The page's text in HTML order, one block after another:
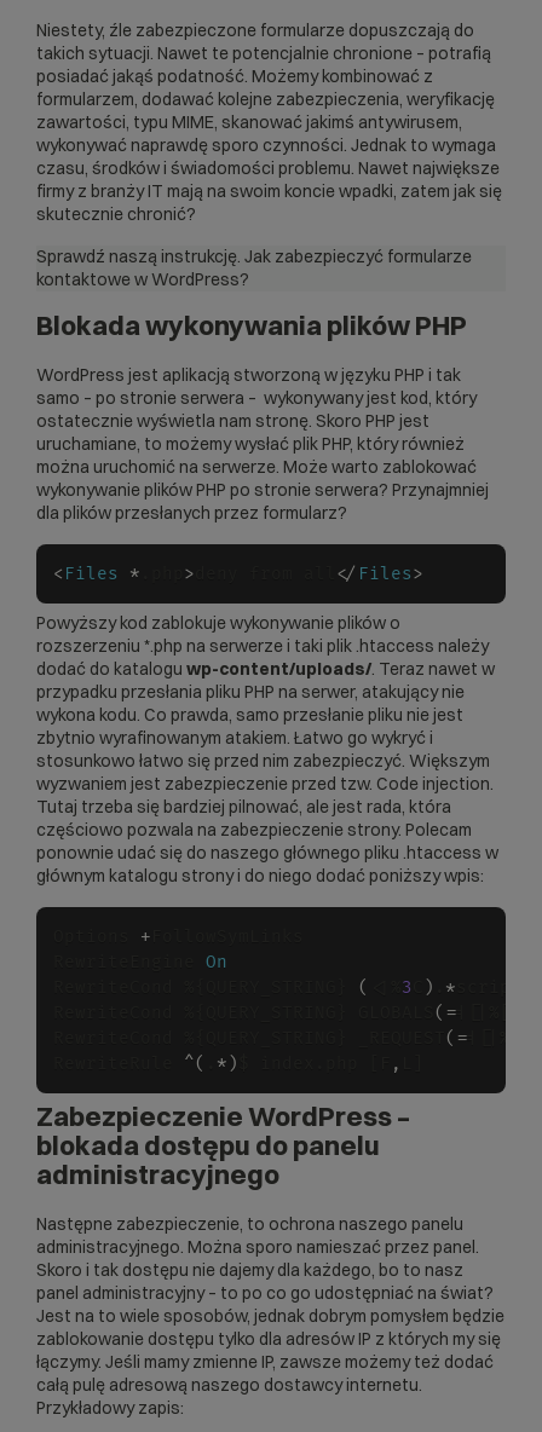
Niestety, źle zabezpieczone formularze dopuszczają do
takich sytuacji. Nawet te potencjalnie chronione – potrafią
posiadać jakąś podatność. Możemy kombinować z
formularzem, dodawać kolejne zabezpieczenia, weryfikację
zawartości, typu MIME, skanować jakimś antywirusem,
wykonywać naprawdę sporo czynności. Jednak to wymaga
czasu, środków i świadomości problemu. Nawet największe
firmy z branży IT mają na swoim koncie wpadki, zatem jak się
skutecznie chronić?
Sprawdź naszą instrukcję. Jak zabezpieczyć formularze
kontaktowe w WordPress?
Blokada wykonywania plików PHP
WordPress jest aplikacją stworzoną w języku PHP i tak
samo – po stronie serwera – wykonywany jest kod, który
ostatecznie wyświetla nam stronę. Skoro PHP jest
uruchamiane, to możemy wysłać plik PHP, który również
można uruchomić na serwerze. Może warto zablokować
wykonywanie plików PHP po stronie serwera? Przynajmniej
dla plików przesłanych przez formularz?
< Files * > </ Files>
Powyższy kod zablokuje wykonywanie plików o
rozszerzeniu *.php na serwerze i taki plik .htaccess należy
dodać do katalogu wp-content/uploads/. Teraz nawet w
przypadku przesłania pliku PHP na serwer, atakujący nie
wykona kodu. Co prawda, samo przesłanie pliku nie jest
zbytnio wyrafinowanym atakiem. Łatwo go wykryć i
stosunkowo łatwo się przed nim zabezpieczyć. Większym
wyzwaniem jest zabezpieczenie przed tzw. Code injection.
Tutaj trzeba się bardziej pilnować, ale jest rada, która
częściowo pozwala na zabezpieczenie strony. Polecam
ponownie udać się do naszego głównego pliku .htaccess w
głównym katalogu strony i do niego dodać poniższy wpis:
+
On
( 3 ) *
( =
( =
^( * ) ,
Zabezpieczenie WordPress –
blokada dostępu do panelu
administracyjnego
Następne zabezpieczenie, to ochrona naszego panelu
administracyjnego. Można sporo namieszać przez panel.
Skoro i tak dostępu nie dajemy dla każdego, bo to nasz
panel administracyjny – to po co go udostępniać na świat?
Jest na to wiele sposobów, jednak dobrym pomysłem będzie
zablokowanie dostępu tylko dla adresów IP z których my się
łączymy. Jeśli mamy zmienne IP, zawsze możemy też dodać
całą pulę adresową naszego dostawcy internetu.
Przykładowy zapis: